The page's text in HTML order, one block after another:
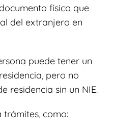
físico que
del extranjero en
puede tener un
pero no
residencia sin un NIE.
trámites, como: